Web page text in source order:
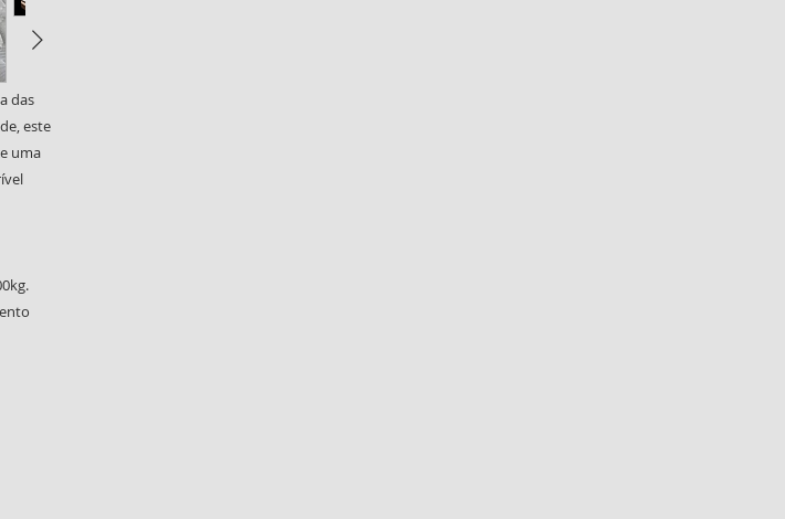
das
este
uma